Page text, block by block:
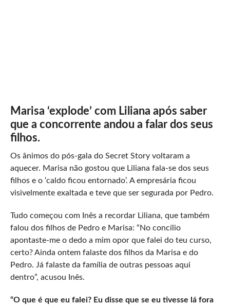
Marisa ‘explode’ com Liliana após saber
que a concorrente andou a falar dos seus
filhos.
Os ânimos do pós-gala do Secret Story voltaram a
aquecer. Marisa não gostou que Liliana fala-se dos seus
filhos e o ‘caldo ficou entornado’. A empresária ficou
visivelmente exaltada e teve que ser segurada por Pedro.
Tudo começou com Inês a recordar Liliana, que também
falou dos filhos de Pedro e Marisa: “No concílio
apontaste-me o dedo a mim opor que falei do teu curso,
certo? Ainda ontem falaste dos filhos da Marisa e do
Pedro. Já falaste da família de outras pessoas aqui
dentro”, acusou Inês.
“O que é que eu falei? Eu disse que se eu tivesse lá fora